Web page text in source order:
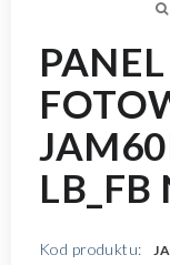
PANEL
LB_FB
Kod produktu: